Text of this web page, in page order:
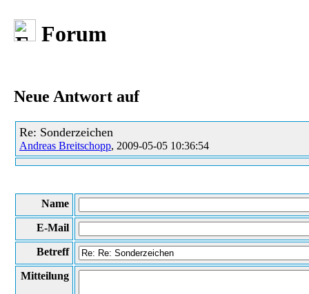
Forum
Neue Antwort auf
Re: Sonderzeichen
Andreas Breitschopp, 2009-05-05 10:36:54
Name
E-Mail
Betreff
Mitteilung